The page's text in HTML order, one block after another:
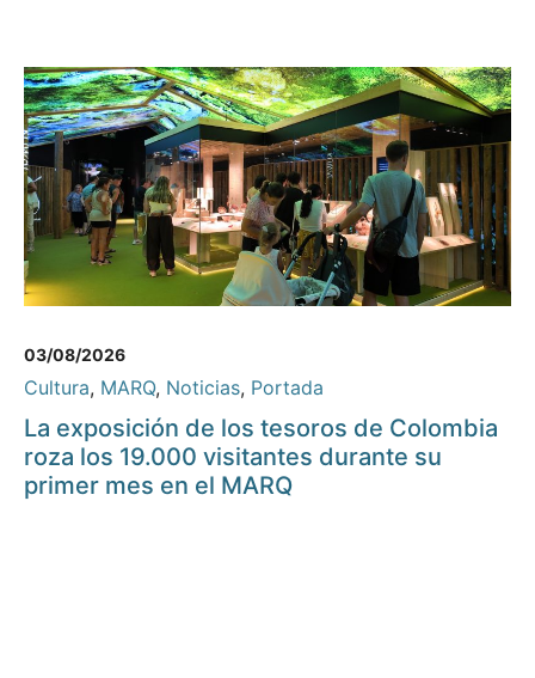
03/08/2026
Cultura, MARQ, Noticias, Portada
La exposición de los tesoros de Colombia
roza los 19.000 visitantes durante su
primer mes en el MARQ